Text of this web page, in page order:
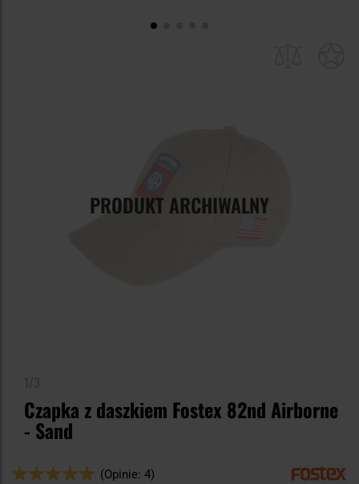
PRODUKT ARCHIWALNY
Czapka z daszkiem Fostex 82nd Airborne
- Sand
Ocena:
(Opinie: 4)